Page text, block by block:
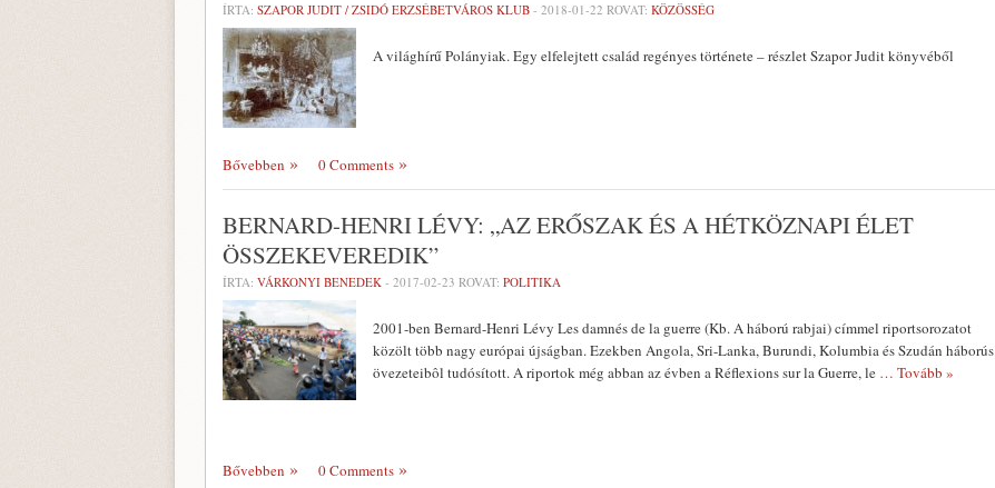
ÍRTA: SZAPOR JUDIT / ZSIDÓ ERZSÉBETVÁROS KLUB - 2018-01-22 ROVAT: KÖZÖSSÉG
A világhírű Polányiak. Egy elfelejtett család regényes története – részlet Szapor Judit könyvéből
Bővebben 0 Comments
BERNARD-HENRI LÉVY: „AZ ERŐSZAK ÉS A HÉTKÖZNAPI ÉLET
ÖSSZEKEVEREDIK”
ÍRTA: VÁRKONYI BENEDEK - 2017-02-23 ROVAT: POLITIKA
2001-ben Bernard-Henri Lévy Les damnés de la guerre (Kb. A háború rabjai) címmel riportsorozatot
közölt több nagy európai újságban. Ezekben Angola, Sri-Lanka, Burundi, Kolumbia és Szudán háborús
övezeteibôl tudósított. A riportok még abban az évben a Réflexions sur la Guerre, le … Tovább »
Bővebben 0 Comments